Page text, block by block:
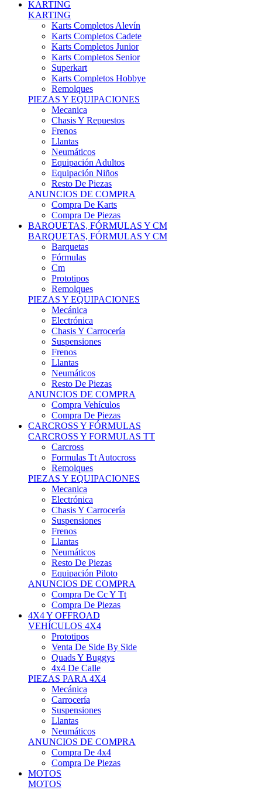
Karts Completos Alevín
Karts Completos Cadete
Karts Completos Junior
Karts Completos Senior
Superkart
Karts Completos Hobbye
Remolques
PIEZAS Y EQUIPACIONES
Mecanica
Chasis Y Repuestos
Frenos
Llantas
Neumáticos
Equipación Adultos
Equipación Niños
Resto De Piezas
ANUNCIOS DE COMPRA
Compra De Karts
Compra De Piezas
BARQUETAS, FÓRMULAS Y CM
BARQUETAS, FÓRMULAS Y CM
Barquetas
Fórmulas
Cm
Prototipos
Remolques
PIEZAS Y EQUIPACIONES
Mecánica
Electrónica
Chasis Y Carrocería
Suspensiones
Frenos
Llantas
Neumáticos
Resto De Piezas
ANUNCIOS DE COMPRA
Compra Vehículos
Compra De Piezas
CARCROSS Y FÓRMULAS
CARCROSS Y FORMULAS TT
Carcross
Formulas Tt Autocross
Remolques
PIEZAS Y EQUIPACIONES
Mecanica
Electrónica
Chasis Y Carrocería
Suspensiones
Frenos
Llantas
Neumáticos
Resto De Piezas
Equipación Piloto
ANUNCIOS DE COMPRA
Compra De Cc Y Tt
Compra De Piezas
4X4 Y OFFROAD
VEHÍCULOS 4X4
Prototipos
Venta De Side By Side
Quads Y Buggys
4x4 De Calle
PIEZAS PARA 4X4
Mecánica
Carrocería
Suspensiones
Llantas
Neumáticos
ANUNCIOS DE COMPRA
Compra De 4x4
Compra De Piezas
MOTOS
MOTOS
Motos De Circuito